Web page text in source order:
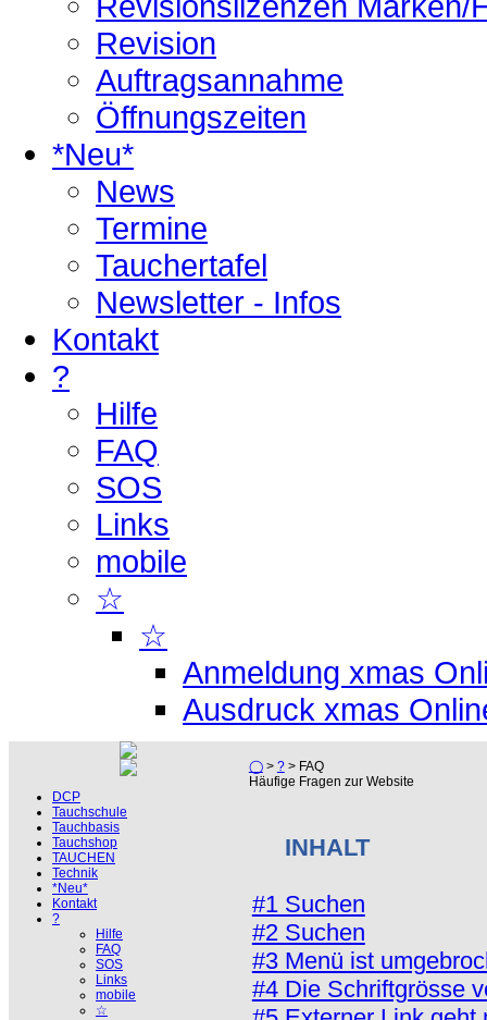
Revision
Auftragsannahme
Öffnungszeiten
*Neu*
News
Termine
Tauchertafel
Newsletter - Infos
Kontakt
?
Hilfe
FAQ
SOS
Links
mobile
☆
☆
Anmeldung xmas
Ausdruck xmas
DCP
Tauchschule
Tauchbasis
Tauchshop
TAUCHEN
Technik
*Neu*
Kontakt
?
Hilfe
FAQ
SOS
Links
mobile
☆
◯> ?> FAQ
Häufige Fragen zur Website
INHALT
#1 Suchen
#2 Suchen
#3 Menü ist
#4 Die Schriftgrösse